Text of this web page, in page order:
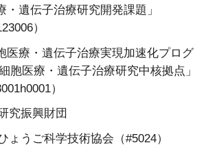
・遺伝子治療研究開発課題」
）
医療・遺伝子治療実現加速化プログ
胞医療・遺伝子治療研究中核拠点」
）
究振興財団
ょうご科学技術協会（#5024）